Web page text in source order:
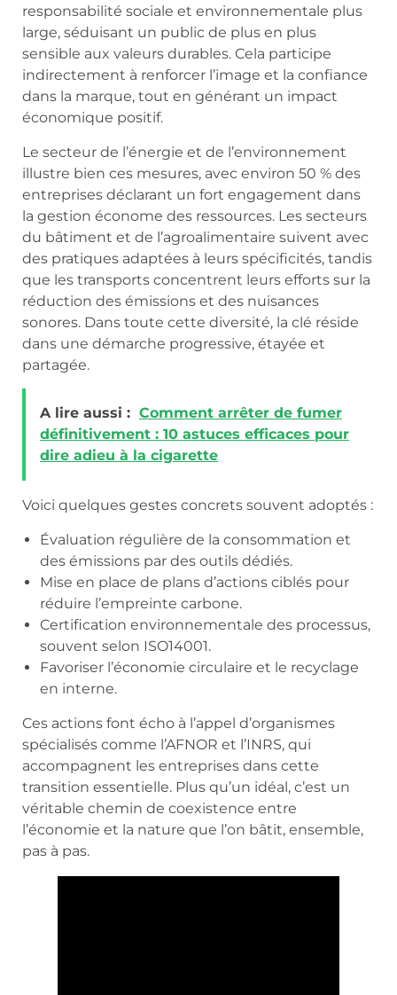
responsabilité sociale et environnementale plus
large, séduisant un public de plus en plus
sensible aux valeurs durables. Cela participe
indirectement à renforcer l’image et la confiance
dans la marque, tout en générant un impact
économique positif.
Le secteur de l’énergie et de l’environnement
illustre bien ces mesures, avec environ 50 % des
entreprises déclarant un fort engagement dans
la gestion économe des ressources. Les secteurs
du bâtiment et de l’agroalimentaire suivent avec
des pratiques adaptées à leurs spécificités, tandis
que les transports concentrent leurs efforts sur la
réduction des émissions et des nuisances
sonores. Dans toute cette diversité, la clé réside
dans une démarche progressive, étayée et
partagée.
A lire aussi : Comment arrêter de fumer
définitivement : 10 astuces efficaces pour
dire adieu à la cigarette
Voici quelques gestes concrets souvent adoptés :
Évaluation régulière de la consommation et
des émissions par des outils dédiés.
Mise en place de plans d’actions ciblés pour
réduire l’empreinte carbone.
Certification environnementale des processus,
souvent selon ISO14001.
Favoriser l’économie circulaire et le recyclage
en interne.
Ces actions font écho à l’appel d’organismes
spécialisés comme l’AFNOR et l’INRS, qui
accompagnent les entreprises dans cette
transition essentielle. Plus qu’un idéal, c’est un
véritable chemin de coexistence entre
l’économie et la nature que l’on bâtit, ensemble,
pas à pas.